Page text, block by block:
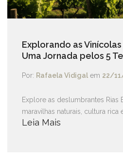
Explorando as Vinícolas
Uma Jornada pelos 5
Por: Rafaela Vidigal em 22/
Explore as deslumbrantes Rias
maravilhas naturais, cultura rica
Leia Mais